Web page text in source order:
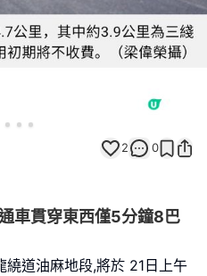
2 0
車貫穿東西僅5分鐘8巴
道油麻地段,將於 21日上午